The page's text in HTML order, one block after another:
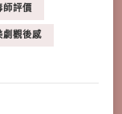
師評價
劇觀後感